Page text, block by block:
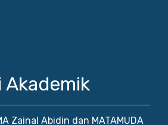
Zainal Abidin dan MATAMUDA